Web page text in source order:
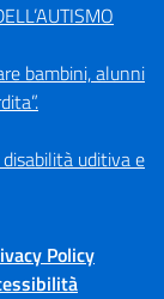
bambini, alunni
uditiva e
Policy